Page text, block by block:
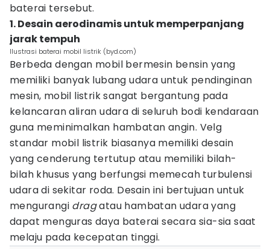
baterai tersebut.
1. Desain aerodinamis untuk memperpanjang
jarak tempuh
Ilustrasi baterai mobil listrik (byd.com)
Berbeda dengan mobil bermesin bensin yang
memiliki banyak lubang udara untuk pendinginan
mesin, mobil listrik sangat bergantung pada
kelancaran aliran udara di seluruh bodi kendaraan
guna meminimalkan hambatan angin. Velg
standar mobil listrik biasanya memiliki desain
yang cenderung tertutup atau memiliki bilah-
bilah khusus yang berfungsi memecah turbulensi
udara di sekitar roda. Desain ini bertujuan untuk
mengurangi dragatau hambatan udara yang
dapat menguras daya baterai secara sia-sia saat
melaju pada kecepatan tinggi.